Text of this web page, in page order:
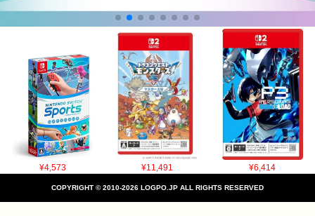
¥4,573 ¥11,491 ¥6,414
COPYRIGHT © 2010-2026 LOGPO.JP ALL RIGHTS RESERVED